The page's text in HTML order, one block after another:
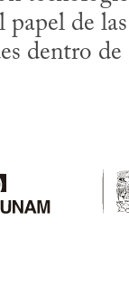
papel de las
dentro de